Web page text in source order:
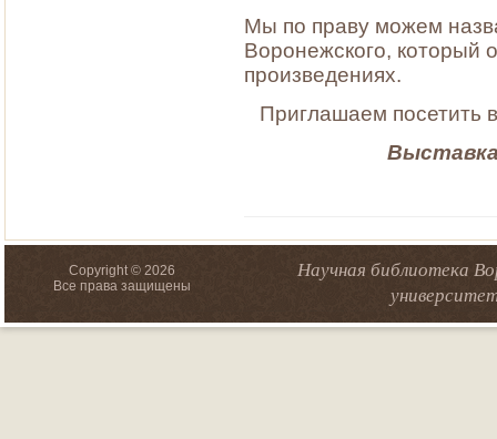
Мы по праву можем
Воронежского, который
произведениях.
Приглашаем посетить
Copyright © 2026
Все права защищены
Научная библиотека